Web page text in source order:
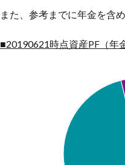
また、参考までに年金を含
■20190621時点資産PF（年